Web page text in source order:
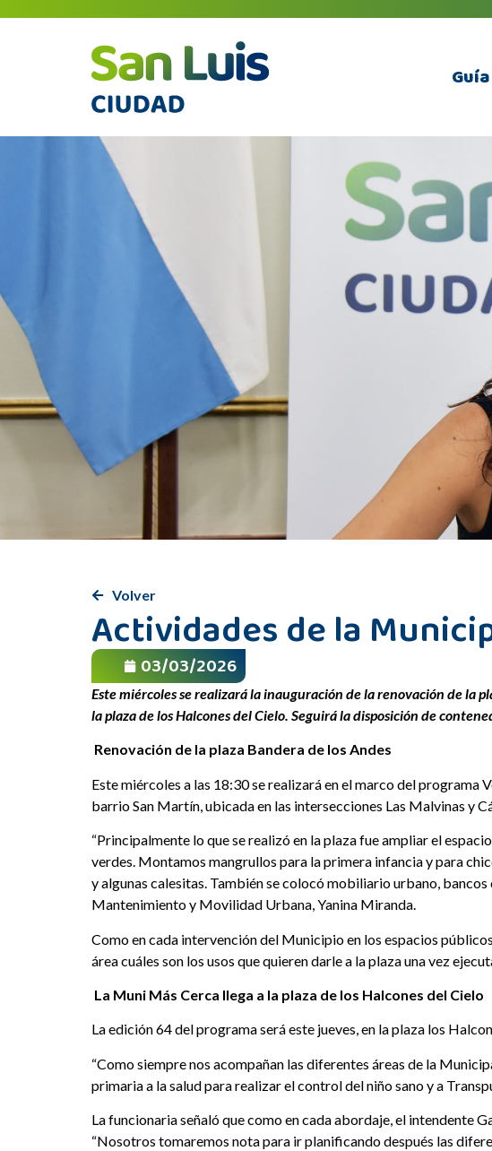
Volver
Actividades de la
03/03/2026
Este miércoles se realizará la inauguración de la renovación de la
la plaza de los Halcones del Cielo. Seguirá la disposición de
Renovación de la plaza Bandera de los Andes
Este miércoles a las 18:30 se realizará en el marco del programa
barrio San Martín, ubicada en las intersecciones Las Malvinas y
“Principalmente lo que se realizó en la plaza fue ampliar el
verdes. Montamos mangrullos para la primera infancia y para
y algunas calesitas. También se colocó mobiliario urbano,
Mantenimiento y Movilidad Urbana, Yanina Miranda.
Como en cada intervención del Municipio en los espacios
área cuáles son los usos que quieren darle a la plaza una vez
La Muni Más Cerca llega a la plaza de los Halcones del Cielo
La edición 64 del programa será este jueves, en la plaza los
“Como siempre nos acompañan las diferentes áreas de la
primaria a la salud para realizar el control del niño sano y a
La funcionaria señaló que como en cada abordaje, el intendente
“Nosotros tomaremos nota para ir planificando después las